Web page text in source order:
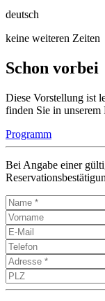
deutsch
keine weiteren Zeiten
Schon vorbei
Diese Vorstellung ist
finden Sie in unserem
Programm
Bei Angabe einer